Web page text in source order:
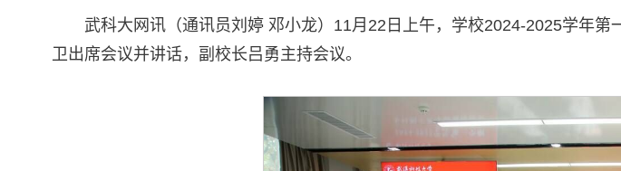
武科大网讯（通讯员刘婷 邓小龙）11月22日上午，学校2024-2025学年
卫出席会议并讲话，副校长吕勇主持会议。